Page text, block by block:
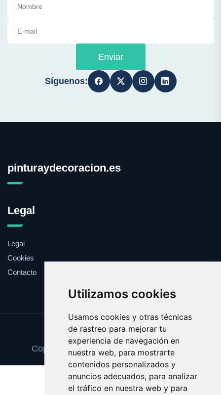
Utilizamos cookies
Usamos cookies y otras técnicas
de rastreo para mejorar tu
experiencia de navegación en
nuestra web, para mostrarte
contenidos personalizados y
anuncios adecuados, para analizar
el tráfico en nuestra web y para
Enviar
Síguenos:
pinturaydecoracion.es
Legal
Legal
Cookies
Contacto
Update cookies preferences
Copyright © 2025 pinturaydecoracion.es